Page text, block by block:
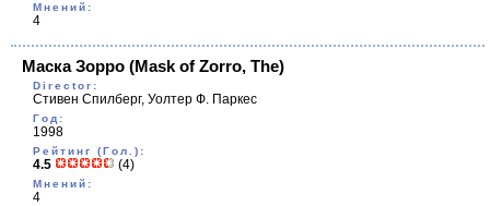
Мнений:
4
Маска Зорро (Mask of Zorro, The)
Director:
Стивен Спилберг, Уолтер Ф. Паркес
Год:
1998
Рейтинг (Гол.):
4.5 (4)
Мнений:
4